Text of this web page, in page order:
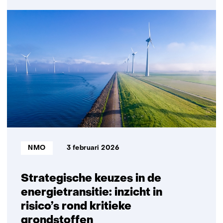
Expert
kritieke
grondstoffen
in
Groenland
nieuw
een
andere
website)
Strategische keuzes in de
energietransitie: inzicht in
risico’s rond kritieke
grondstoffen
Bron:
NMO 3 februari 2026